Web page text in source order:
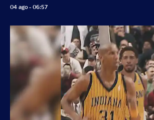
04 ago - 06:57